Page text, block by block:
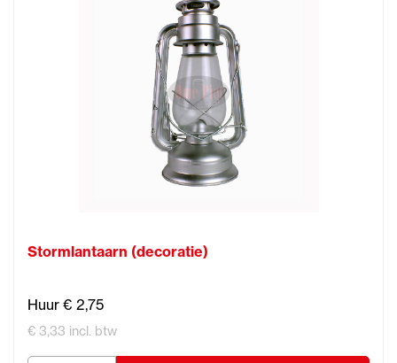
Stormlantaarn (decoratie)
Huur € 2,75
€ 3,33 incl. btw